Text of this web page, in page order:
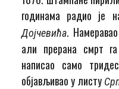
годинама радио је
Дојчевића.
али прерана смрт
написао само
објављивао у листу